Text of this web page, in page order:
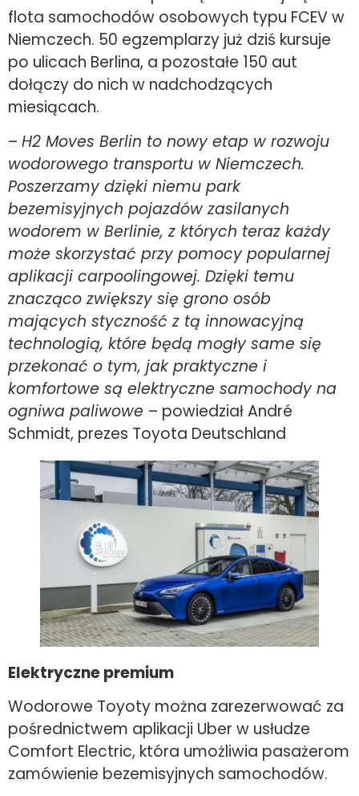
flota samochodów osobowych typu FCEV w
Niemczech. 50 egzemplarzy już dziś kursuje
po ulicach Berlina, a pozostałe 150 aut
dołączy do nich w nadchodzących
miesiącach.
– H2 Moves Berlin to nowy etap w rozwoju
wodorowego transportu w Niemczech.
Poszerzamy dzięki niemu park
bezemisyjnych pojazdów zasilanych
wodorem w Berlinie, z których teraz każdy
może skorzystać przy pomocy popularnej
aplikacji carpoolingowej. Dzięki temu
znacząco zwiększy się grono osób
mających styczność z tą innowacyjną
technologią, które będą mogły same się
przekonać o tym, jak praktyczne i
komfortowe są elektryczne samochody na
ogniwa paliwowe – powiedział André
Schmidt, prezes Toyota Deutschland
Elektryczne premium
Wodorowe Toyoty można zarezerwować za
pośrednictwem aplikacji Uber w usłudze
Comfort Electric, która umożliwia pasażerom
zamówienie bezemisyjnych samochodów.